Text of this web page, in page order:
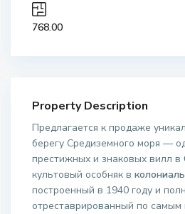
768.00
Property Description
Предлагается к продаже
берегу Средиземного моря —
престижных и знаковых вилл в
культовый особняк в
построенный в 1940 году и
отреставрированный по самым